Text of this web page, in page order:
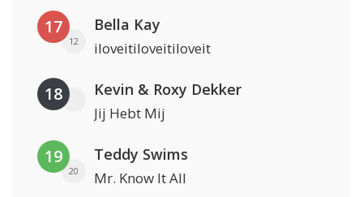
17
12
Bella Kay
iloveitiloveitiloveit
18 Kevin & Roxy Dekker
Jij Hebt Mij
19
20
Teddy Swims
Mr. Know It All